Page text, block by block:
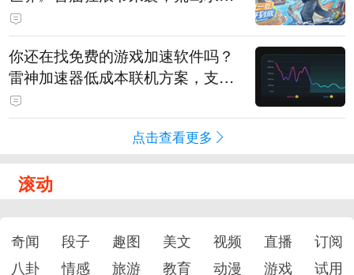
直播即将开启
你还在找免费的游戏加速软件吗？
雷神加速器低成本联机方案，支持
免费试用
点击查看更多
滚动
奇闻 段子 趣图 美文 视频 直播
订阅
八卦
情感 旅游 教育 动漫 游戏 试用